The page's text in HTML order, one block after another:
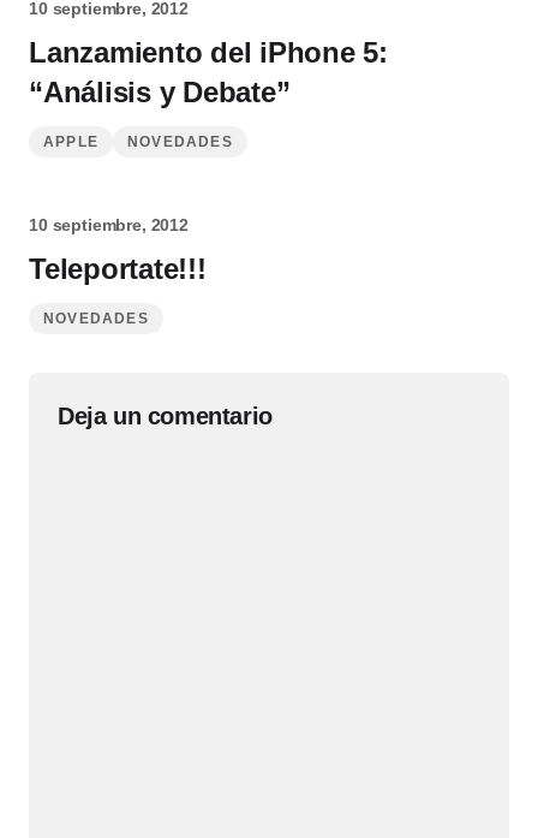
10 septiembre, 2012
Lanzamiento del iPhone 5:
“Análisis y Debate”
APPLE NOVEDADES
10 septiembre, 2012
Teleportate!!!
NOVEDADES
Deja un comentario